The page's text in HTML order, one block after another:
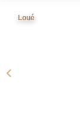
Loué